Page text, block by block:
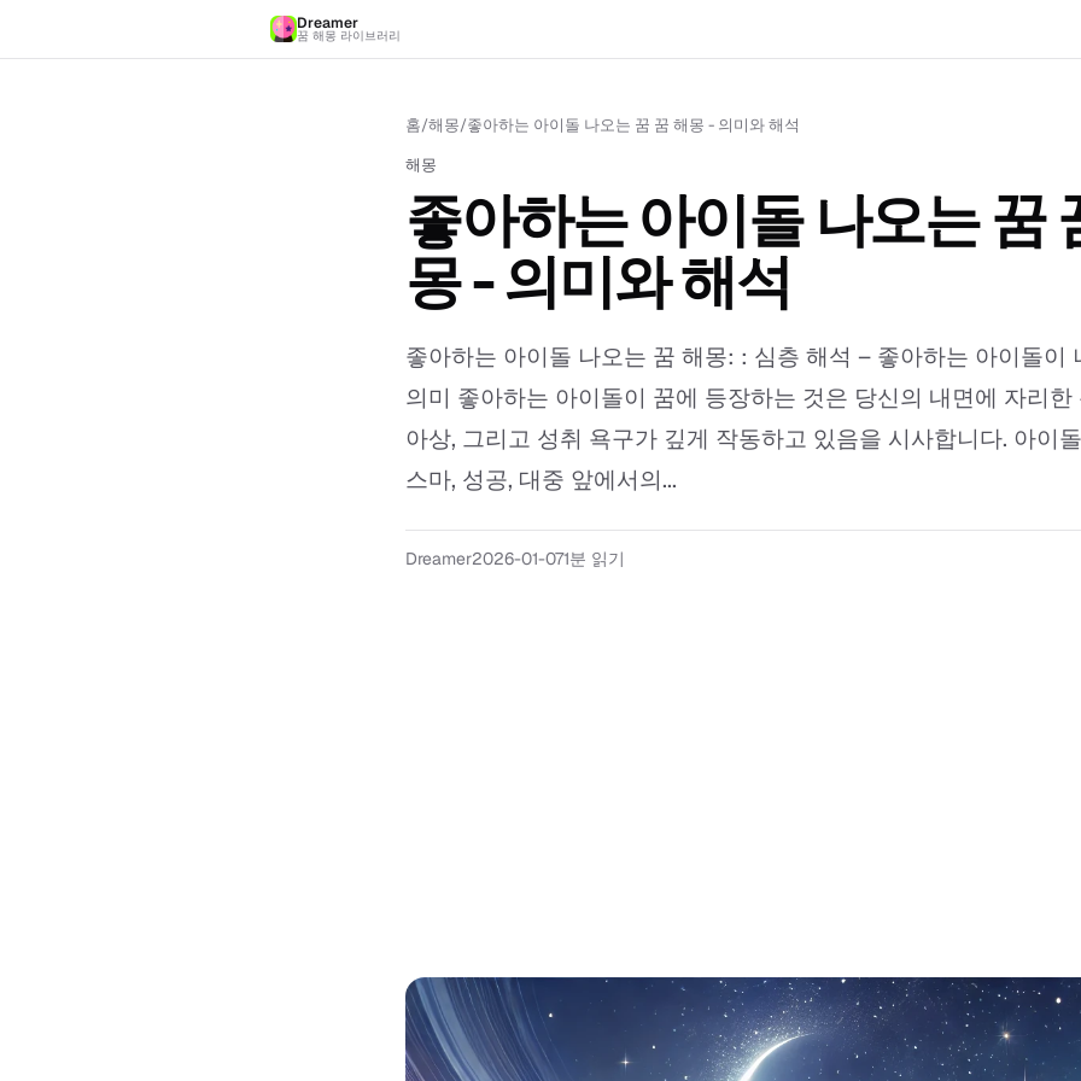
Dreamer
꿈 해몽 라이브러리
홈/해몽/좋아하는 아이돌 나오는 꿈 꿈 해몽 - 의미와 해석
해몽
좋아하는 아이돌 나오는 꿈
몽 - 의미와 해석
좋아하는 아이돌 나오는 꿈 해몽: : 심층 해석 – 좋아하는 아이돌이
의미 좋아하는 아이돌이 꿈에 등장하는 것은 당신의 내면에 자리한
아상, 그리고 성취 욕구가 깊게 작동하고 있음을 시사합니다. 아이
스마, 성공, 대중 앞에서의...
Dreamer2026-01-071분 읽기